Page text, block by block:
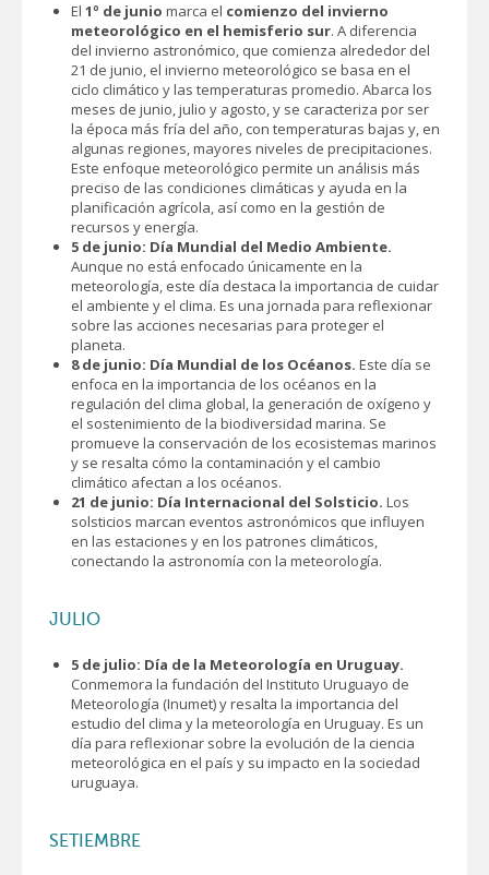
El 1º de junio marca el comienzo del invierno
meteorológico en el hemisferio sur. A diferencia
del invierno astronómico, que comienza alrededor del
21 de junio, el invierno meteorológico se basa en el
ciclo climático y las temperaturas promedio. Abarca los
meses de junio, julio y agosto, y se caracteriza por ser
la época más fría del año, con temperaturas bajas y, en
algunas regiones, mayores niveles de precipitaciones.
Este enfoque meteorológico permite un análisis más
preciso de las condiciones climáticas y ayuda en la
planificación agrícola, así como en la gestión de
recursos y energía.
5 de junio: Día Mundial del Medio Ambiente.
Aunque no está enfocado únicamente en la
meteorología, este día destaca la importancia de cuidar
el ambiente y el clima. Es una jornada para reflexionar
sobre las acciones necesarias para proteger el
planeta.
8 de junio: Día Mundial de los Océanos. Este día se
enfoca en la importancia de los océanos en la
regulación del clima global, la generación de oxígeno y
el sostenimiento de la biodiversidad marina. Se
promueve la conservación de los ecosistemas marinos
y se resalta cómo la contaminación y el cambio
climático afectan a los océanos.
21 de junio: Día Internacional del Solsticio. Los
solsticios marcan eventos astronómicos que influyen
en las estaciones y en los patrones climáticos,
conectando la astronomía con la meteorología.
JULIO
5 de julio: Día de la Meteorología en Uruguay.
Conmemora la fundación del Instituto Uruguayo de
Meteorología (Inumet) y resalta la importancia del
estudio del clima y la meteorología en Uruguay. Es un
día para reflexionar sobre la evolución de la ciencia
meteorológica en el país y su impacto en la sociedad
uruguaya.
SETIEMBRE